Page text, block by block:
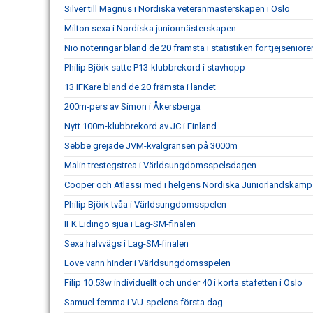
Silver till Magnus i Nordiska veteranmästerskapen i Oslo
Milton sexa i Nordiska juniormästerskapen
Nio noteringar bland de 20 främsta i statistiken för
Philip Björk satte P13-klubbrekord i stavhopp
13 IFKare bland de 20 främsta i landet
200m-pers av Simon i Åkersberga
Nytt 100m-klubbrekord av JC i Finland
Sebbe grejade JVM-kvalgränsen på 3000m
Malin trestegstrea i Världsungdomsspelsdagen
Cooper och Atlassi med i helgens Nordiska Juniorlandskamp
Philip Björk tvåa i Världsungdomsspelen
IFK Lidingö sjua i Lag-SM-finalen
Sexa halvvägs i Lag-SM-finalen
Love vann hinder i Världsungdomsspelen
Filip 10.53w individuellt och under 40 i korta stafetten i Oslo
Samuel femma i VU-spelens första dag